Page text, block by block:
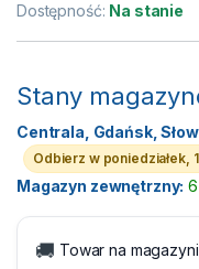
Dostępność: Na stanie
Stany
Centrala, Gdańsk,
Odbierz w poniedziałek,
Magazyn zewnętrzny:
🚚 Towar na